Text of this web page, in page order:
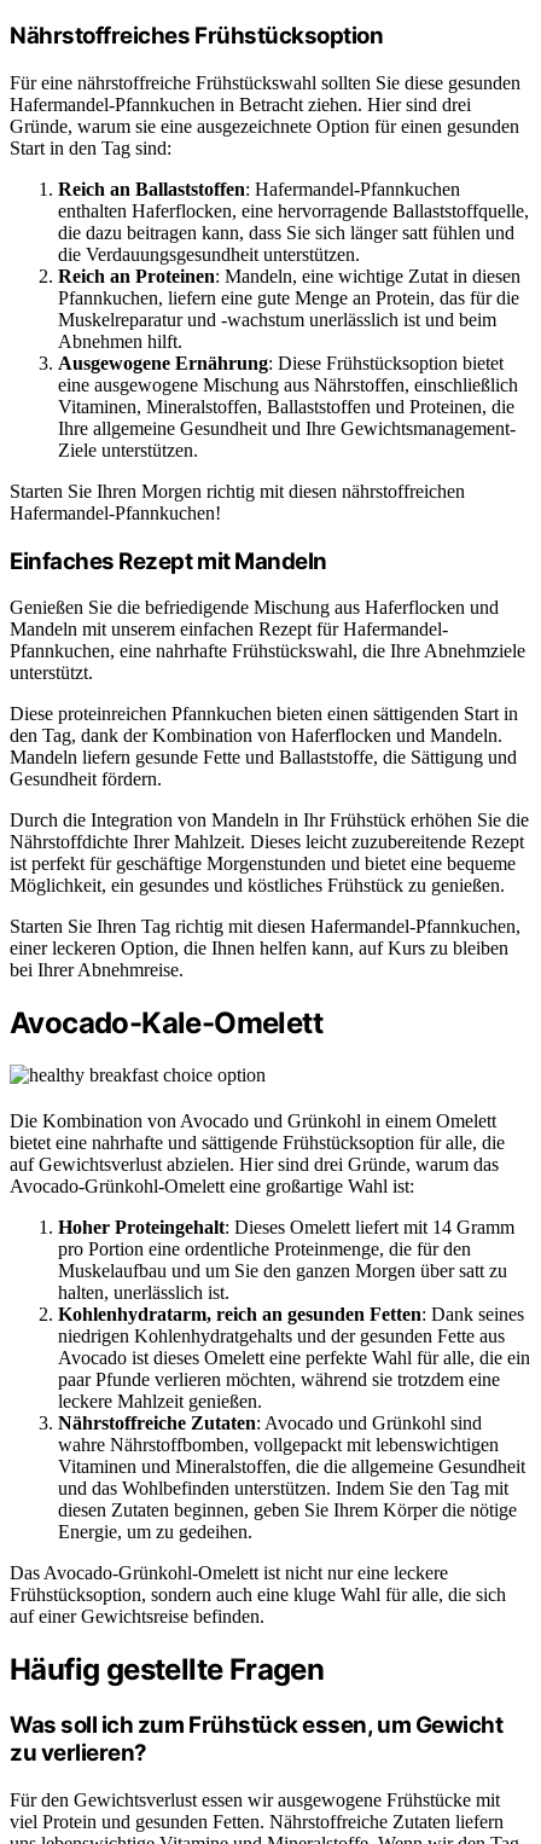
Nährstoffreiches Frühstücksoption
Für eine nährstoffreiche Frühstückswahl sollten Sie diese gesunden
Hafermandel-Pfannkuchen in Betracht ziehen. Hier sind drei
Gründe, warum sie eine ausgezeichnete Option für einen gesunden
Start in den Tag sind:
Reich an Ballaststoffen: Hafermandel-Pfannkuchen
enthalten Haferflocken, eine hervorragende Ballaststoffquelle,
die dazu beitragen kann, dass Sie sich länger satt fühlen und
die Verdauungsgesundheit unterstützen.
Reich an Proteinen: Mandeln, eine wichtige Zutat in diesen
Pfannkuchen, liefern eine gute Menge an Protein, das für die
Muskelreparatur und -wachstum unerlässlich ist und beim
Abnehmen hilft.
Ausgewogene Ernährung: Diese Frühstücksoption bietet
eine ausgewogene Mischung aus Nährstoffen, einschließlich
Vitaminen, Mineralstoffen, Ballaststoffen und Proteinen, die
Ihre allgemeine Gesundheit und Ihre Gewichtsmanagement-
Ziele unterstützen.
Starten Sie Ihren Morgen richtig mit diesen nährstoffreichen
Hafermandel-Pfannkuchen!
Einfaches Rezept mit Mandeln
Genießen Sie die befriedigende Mischung aus Haferflocken und
Mandeln mit unserem einfachen Rezept für Hafermandel-
Pfannkuchen, eine nahrhafte Frühstückswahl, die Ihre Abnehmziele
unterstützt.
Diese proteinreichen Pfannkuchen bieten einen sättigenden Start in
den Tag, dank der Kombination von Haferflocken und Mandeln.
Mandeln liefern gesunde Fette und Ballaststoffe, die Sättigung und
Gesundheit fördern.
Durch die Integration von Mandeln in Ihr Frühstück erhöhen Sie die
Nährstoffdichte Ihrer Mahlzeit. Dieses leicht zuzubereitende Rezept
ist perfekt für geschäftige Morgenstunden und bietet eine bequeme
Möglichkeit, ein gesundes und köstliches Frühstück zu genießen.
Starten Sie Ihren Tag richtig mit diesen Hafermandel-Pfannkuchen,
einer leckeren Option, die Ihnen helfen kann, auf Kurs zu bleiben
bei Ihrer Abnehmreise.
Avocado-Kale-Omelett
Die Kombination von Avocado und Grünkohl in einem Omelett
bietet eine nahrhafte und sättigende Frühstücksoption für alle, die
auf Gewichtsverlust abzielen. Hier sind drei Gründe, warum das
Avocado-Grünkohl-Omelett eine großartige Wahl ist:
Hoher Proteingehalt: Dieses Omelett liefert mit 14 Gramm
pro Portion eine ordentliche Proteinmenge, die für den
Muskelaufbau und um Sie den ganzen Morgen über satt zu
halten, unerlässlich ist.
Kohlenhydratarm, reich an gesunden Fetten: Dank seines
niedrigen Kohlenhydratgehalts und der gesunden Fette aus
Avocado ist dieses Omelett eine perfekte Wahl für alle, die ein
paar Pfunde verlieren möchten, während sie trotzdem eine
leckere Mahlzeit genießen.
Nährstoffreiche Zutaten: Avocado und Grünkohl sind
wahre Nährstoffbomben, vollgepackt mit lebenswichtigen
Vitaminen und Mineralstoffen, die die allgemeine Gesundheit
und das Wohlbefinden unterstützen. Indem Sie den Tag mit
diesen Zutaten beginnen, geben Sie Ihrem Körper die nötige
Energie, um zu gedeihen.
Das Avocado-Grünkohl-Omelett ist nicht nur eine leckere
Frühstücksoption, sondern auch eine kluge Wahl für alle, die sich
auf einer Gewichtsreise befinden.
Häufig gestellte Fragen
Was soll ich zum Frühstück essen, um Gewicht
zu verlieren?
Für den Gewichtsverlust essen wir ausgewogene Frühstücke mit
viel Protein und gesunden Fetten. Nährstoffreiche Zutaten liefern